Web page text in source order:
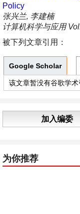
Policy
张兴兰, 李建楠
计算机科学与应用
被下列文章引用：
Google Scholar
该文章暂没有谷歌学术
加入编委
为你推荐